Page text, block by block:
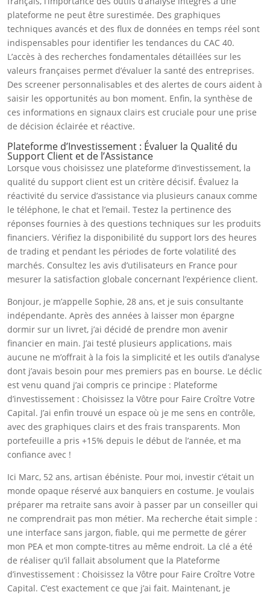
plateforme ne peut être surestimée. Des graphiques
techniques avancés et des flux de données en temps réel sont
indispensables pour identifier les tendances du CAC 40.
L’accès à des recherches fondamentales détaillées sur les
valeurs françaises permet d’évaluer la santé des entreprises.
Des screener personnalisables et des alertes de cours aident à
saisir les opportunités au bon moment. Enfin, la synthèse de
ces informations en signaux clairs est cruciale pour une prise
de décision éclairée et réactive.
Plateforme d’Investissement : Évaluer la Qualité du
Support Client et de l’Assistance
Lorsque vous choisissez une plateforme d’investissement, la
qualité du support client est un critère décisif. Évaluez la
réactivité du service d’assistance via plusieurs canaux comme
le téléphone, le chat et l’email. Testez la pertinence des
réponses fournies à des questions techniques sur les produits
financiers. Vérifiez la disponibilité du support lors des heures
de trading et pendant les périodes de forte volatilité des
marchés. Consultez les avis d’utilisateurs en France pour
mesurer la satisfaction globale concernant l’expérience client.
Bonjour, je m’appelle Sophie, 28 ans, et je suis consultante
indépendante. Après des années à laisser mon épargne
dormir sur un livret, j’ai décidé de prendre mon avenir
financier en main. J’ai testé plusieurs applications, mais
aucune ne m’offrait à la fois la simplicité et les outils d’analyse
dont j’avais besoin pour mes premiers pas en bourse. Le déclic
est venu quand j’ai compris ce principe : Plateforme
d’investissement : Choisissez la Vôtre pour Faire Croître Votre
Capital. J’ai enfin trouvé un espace où je me sens en contrôle,
avec des graphiques clairs et des frais transparents. Mon
portefeuille a pris +15% depuis le début de l’année, et ma
confiance avec !
Ici Marc, 52 ans, artisan ébéniste. Pour moi, investir c’était un
monde opaque réservé aux banquiers en costume. Je voulais
préparer ma retraite sans avoir à passer par un conseiller qui
ne comprendrait pas mon métier. Ma recherche était simple :
une interface sans jargon, fiable, qui me permette de gérer
mon PEA et mon compte-titres au même endroit. La clé a été
de réaliser qu’il fallait absolument que la Plateforme
d’investissement : Choisissez la Vôtre pour Faire Croître Votre
Capital. C’est exactement ce que j’ai fait. Maintenant, je